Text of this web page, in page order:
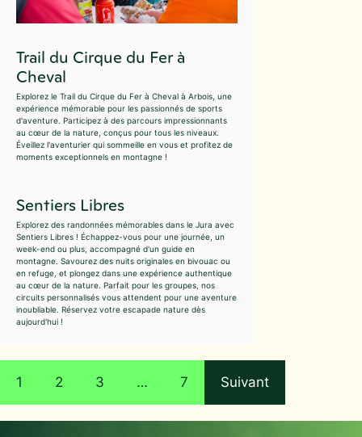
Trail du Cirque du Fer à
Cheval
Explorez le Trail du Cirque du Fer à Cheval à Arbois, une
expérience mémorable pour les passionnés de sports
d'aventure. Participez à des parcours impressionnants
au cœur de la nature, conçus pour tous les niveaux.
Éveillez l'aventurier qui sommeille en vous et profitez de
moments exceptionnels en montagne !
Sentiers Libres
Explorez des randonnées mémorables dans le Jura avec
Sentiers Libres ! Échappez-vous pour une journée, un
week-end ou plus, accompagné d'un guide en
montagne. Savourez des nuits originales en bivouac ou
en refuge, et plongez dans une expérience authentique
au cœur de la nature. Parfait pour les groupes, nos
circuits personnalisés vous attendent pour une aventure
inoubliable. Réservez votre escapade nature dès
aujourd'hui !
1 2 3 … 7 Suivant